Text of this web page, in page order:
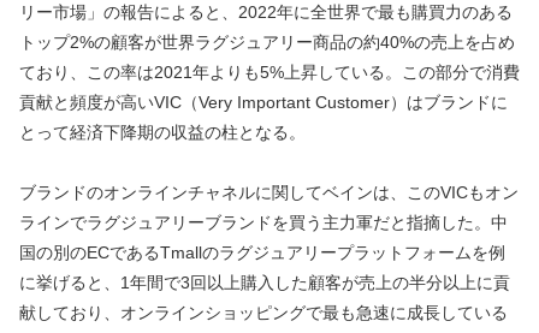
リー市場」の報告によると、2022年に全世界で最も購買力のある
トップ2%の顧客が世界ラグジュアリー商品の約40%の売上を占め
ており、この率は2021年よりも5%上昇している。この部分で消費
貢献と頻度が高いVIC（Very Important Customer）はブランドに
とって経済下降期の収益の柱となる。
ブランドのオンラインチャネルに関してベインは、このVICもオン
ラインでラグジュアリーブランドを買う主力軍だと指摘した。中
国の別のECであるTmallのラグジュアリープラットフォームを例
に挙げると、1年間で3回以上購入した顧客が売上の半分以上に貢
献しており、オンラインショッピングで最も急速に成長している